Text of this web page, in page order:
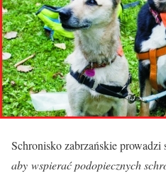
Schronisko zabrzańskie prowadzi
aby wspierać podopiecznych